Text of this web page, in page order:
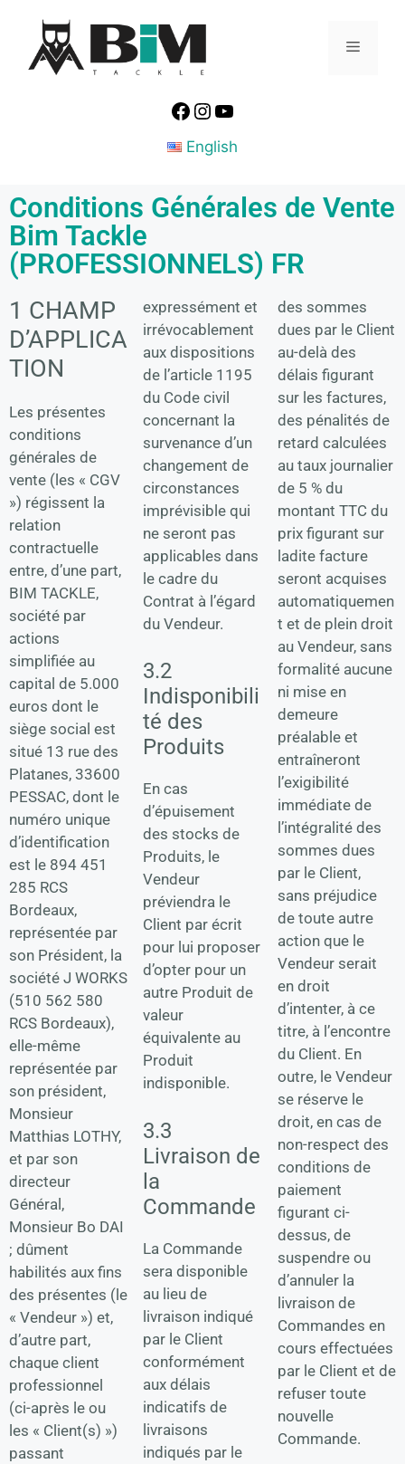
English
Conditions Générales de Vente
Bim Tackle
(PROFESSIONNELS) FR
1 CHAMP
D’APPLICA
TION
Les présentes
conditions
générales de
vente (les « CGV
») régissent la
relation
contractuelle
entre, d’une part,
BIM TACKLE,
société par
actions
simplifiée au
capital de 5.000
euros dont le
siège social est
situé 13 rue des
Platanes, 33600
PESSAC, dont le
numéro unique
d’identification
est le 894 451
285 RCS
Bordeaux,
représentée par
son Président, la
société J WORKS
(510 562 580
RCS Bordeaux),
elle-même
représentée par
son président,
Monsieur
Matthias LOTHY,
et par son
directeur
Général,
Monsieur Bo DAI
; dûment
habilités aux fins
des présentes (le
« Vendeur ») et,
d’autre part,
chaque client
professionnel
(ci-après le ou
les « Client(s) »)
passant
expressément et
irrévocablement
aux dispositions
de l’article 1195
du Code civil
concernant la
survenance d’un
changement de
circonstances
imprévisible qui
ne seront pas
applicables dans
le cadre du
Contrat à l’égard
du Vendeur.
3.2
Indisponibili
té des
Produits
En cas
d’épuisement
des stocks de
Produits, le
Vendeur
préviendra le
Client par écrit
pour lui proposer
d’opter pour un
autre Produit de
valeur
équivalente au
Produit
indisponible.
3.3
Livraison de
la
Commande
La Commande
sera disponible
au lieu de
livraison indiqué
par le Client
conformément
aux délais
indicatifs de
livraisons
indiqués par le
des sommes
dues par le Client
au-delà des
délais figurant
sur les factures,
des pénalités de
retard calculées
au taux journalier
de 5 % du
montant TTC du
prix figurant sur
ladite facture
seront acquises
automatiquemen
t et de plein droit
au Vendeur, sans
formalité aucune
ni mise en
demeure
préalable et
entraîneront
l’exigibilité
immédiate de
l’intégralité des
sommes dues
par le Client,
sans préjudice
de toute autre
action que le
Vendeur serait
en droit
d’intenter, à ce
titre, à l’encontre
du Client. En
outre, le Vendeur
se réserve le
droit, en cas de
non-respect des
conditions de
paiement
figurant ci-
dessus, de
suspendre ou
d’annuler la
livraison de
Commandes en
cours effectuées
par le Client et de
refuser toute
nouvelle
Commande.